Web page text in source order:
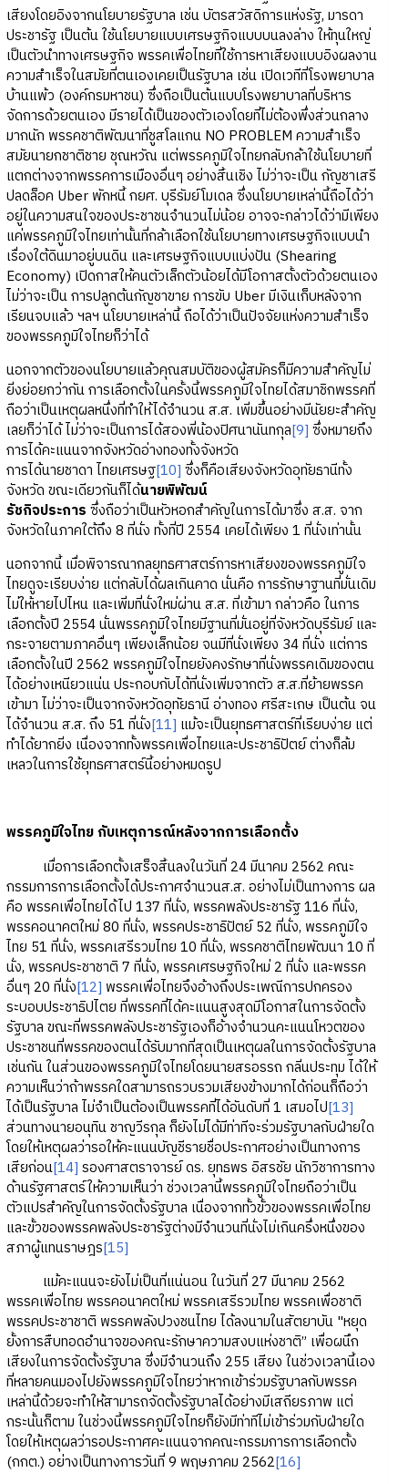
เสียงโดยอิงจากนโยบายรัฐบาล เช่น บัตรสวัสดิการแห่งรัฐ, มารดา
ประชารัฐ เป็นต้น ใช้นโยบายแบบเศรษฐกิจแบบบนลงล่าง ให้ทุนใหญ่
เป็นตัวนำทางเศรษฐกิจ พรรคเพื่อไทยที่ใช้การหาเสียงแบบอิงผลงาน
ความสำเร็จในสมัยที่ตนเองเคยเป็นรัฐบาล เช่น เปิดเวทีที่โรงพยาบาล
บ้านแพ้ว (องค์กรมหาชน) ซึ่งถือเป็นต้นแบบโรงพยาบาลที่บริหาร
จัดการด้วยตนเอง มีรายได้เป็นของตัวเองโดยที่ไม่ต้องพึ่งส่วนกลาง
มากนัก พรรคชาติพัฒนาที่ชูสโลแกน NO PROBLEM ความสำเร็จ
สมัยนายกชาติชาย ชุณหวัณ แต่พรรคภูมิใจไทยกลับกล้าใช้นโยบายที่
แตกต่างจากพรรคการเมืองอื่นๆ อย่างสิ้นเชิง ไม่ว่าจะเป็น กัญชาเสรี
ปลดล็อค Uber พักหนี้ กยศ. บุรีรัมย์โมเดล ซึ่งนโยบายเหล่านี้ถือได้ว่า
อยู่ในความสนใจของประชาชนจำนวนไม่น้อย อาจจะกล่าวได้ว่ามีเพียง
แค่พรรคภูมิใจไทยเท่านั้นที่กล้าเลือกใช้นโยบายทางเศรษฐกิจแบบนำ
เรื่องใต้ดินมาอยู่บนดิน และเศรษฐกิจแบบแบ่งปัน (Shearing
Economy) เปิดกาสให้คนตัวเล็กตัวน้อยได้มีโอกาสตั้งตัวด้วยตนเอง
ไม่ว่าจะเป็น การปลูกต้นกัญชาขาย การขับ Uber มีเงินเก็บหลังจาก
เรียนจบแล้ว ฯลฯ นโยบายเหล่านี้ ถือได้ว่าเป็นปัจจัยแห่งความสำเร็จ
ของพรรคภูมิใจไทยก็ว่าได้
นอกจากตัวของนโยบายแล้วคุณสมบัติของผู้สมัครก็มีความสำคัญไม่
ยิ่งย่อยกว่ากัน การเลือกตั้งในครั้งนี้พรรคภูมิใจไทยได้สมาชิกพรรคที่
ถือว่าเป็นเหตุผลหนึ่งที่ทำให้ได้จำนวน ส.ส. เพิ่มขึ้นอย่างมีนัยยะสำคัญ
เลยก็ว่าได้ ไม่ว่าจะเป็นการได้สองพี่น้องปิศนานันทกุล[9] ซึ่งหมายถึง
การได้คะแนนจากจังหวัดอ่างทองทั้งจังหวัด
การได้นายชาดา ไทยเศรษฐ[10] ซึ่งก็คือเสียงจังหวัดอุทัยธานีทั้ง
จังหวัด ขณะเดียวกันก็ได้นายพิพัฒน์
รัชกิจประการ ซึ่งถือว่าเป็นหัวหอกสำคัญในการได้มาซึ่ง ส.ส. จาก
จังหวัดในภาคใต้ถึง 8 ที่นั่ง ทั้งที่ปี 2554 เคยได้เพียง 1 ที่นั่งเท่านั้น
นอกจากนี้ เมื่อพิจารณากลยุทธศาสตร์การหาเสียงของพรรคภูมิใจ
ไทยดูจะเรียบง่าย แต่กลับได้ผลเกินคาด นั่นคือ การรักษาฐานที่มั่นเดิม
ไม่ให้หายไปไหน และเพิ่มที่นั่งใหม่ผ่าน ส.ส. ที่เข้ามา กล่าวคือ ในการ
เลือกตั้งปี 2554 นั่นพรรคภูมิใจไทยมีฐานที่มั่นอยู่ที่จังหวัดบุรีรัมย์ และ
กระจายตามภาคอื่นๆ เพียงเล็กน้อย จนมีที่นั่งเพียง 34 ที่นั่ง แต่การ
เลือกตั้งในปี 2562 พรรคภูมิใจไทยยังคงรักษาที่นั่งพรรคเดิมของตน
ได้อย่างเหนียวแน่น ประกอบกับได้ที่นั่งเพิ่มจากตัว ส.ส.ที่ย้ายพรรค
เข้ามา ไม่ว่าจะเป็นจากจังหวัดอุทัยธานี อ่างทอง ศรีสะเกษ เป็นต้น จน
ได้จำนวน ส.ส. ถึง 51 ที่นั่ง[11] แม้จะเป็นยุทธศาสตร์ที่เรียบง่าย แต่
ทำได้ยากยิ่ง เนื่องจากทั้งพรรคเพื่อไทยและประชาธิปัตย์ ต่างก็ล้ม
เหลวในการใช้ยุทธศาสตร์นี้อย่างหมดรูป
พรรคภูมิใจไทย กับเหตุการณ์หลังจากการเลือกตั้ง
เมื่อการเลือกตั้งเสร็จสิ้นลงในวันที่ 24 มีนาคม 2562 คณะ
กรรมการการเลือกตั้งได้ประกาศจำนวนส.ส. อย่างไม่เป็นทางการ ผล
คือ พรรคเพื่อไทยได้ไป 137 ที่นั่ง, พรรคพลังประชารัฐ 116 ที่นั่ง,
พรรคอนาคตใหม่ 80 ที่นั่ง, พรรคประชาธิปัตย์ 52 ที่นั่ง, พรรคภูมิใจ
ไทย 51 ที่นั่ง, พรรคเสรีรวมไทย 10 ที่นั่ง, พรรคชาติไทยพัฒนา 10 ที่
นั่ง, พรรคประชาชาติ 7 ที่นั่ง, พรรคเศรษฐกิจใหม่ 2 ที่นั่ง และพรรค
อื่นๆ 20 ที่นั่ง[12] พรรคเพื่อไทยจึงอ้างถึงประเพณีการปกครอง
ระบอบประชาธิปไตย ที่พรรคที่ได้คะแนนสูงสุดมีโอกาสในการจัดตั้ง
รัฐบาล ขณะที่พรรคพลังประชารัฐเองก็อ้างจำนวนคะแนนโหวตของ
ประชาชนที่พรรคของตนได้รับมากที่สุดเป็นเหตุผลในการจัดตั้งรัฐบาล
เช่นกัน ในส่วนของพรรคภูมิใจไทยโดยนายสรอรรถ กลิ่นประทุม ได้ให้
ความเห็นว่าถ้าพรรคใดสามารถรวบรวมเสียงข้างมากได้ก่อนก็ถือว่า
ได้เป็นรัฐบาล ไม่จำเป็นต้องเป็นพรรคที่ได้อันดับที่ 1 เสมอไป[13]
ส่วนทางนายอนุทิน ชาญวีรกุล ก็ยังไม่ได้มีท่าทีจะร่วมรัฐบาลกับฝ่ายใด
โดยให้เหตุผลว่ารอให้คะแนนบัญชีรายชื่อประกาศอย่างเป็นทางการ
เสียก่อน[14] รองศาสตราจารย์ ดร. ยุทธพร อิสรชัย นักวิชาการทาง
ด้านรัฐศาสตร์ให้ความเห็นว่า ช่วงเวลานี้พรรคภูมิใจไทยถือว่าเป็น
ตัวแปรสำคัญในการจัดตั้งรัฐบาล เนื่องจากทั้วขั้วของพรรคเพื่อไทย
และขั้วของพรรคพลังประชารัฐต่างมีจำนวนที่นั่งไม่เกินครึ่งหนึ่งของ
สภาผู้แทนราษฎร[15]
แม้คะแนนจะยังไม่เป็นที่แน่นอน ในวันที่ 27 มีนาคม 2562
พรรคเพื่อไทย พรรคอนาคตใหม่ พรรคเสรีรวมไทย พรรคเพื่อชาติ
พรรคประชาชาติ พรรคพลังปวงชนไทย ได้ลงนามในสัตยาบัน "หยุด
ยั้งการสืบทอดอำนาจของคณะรักษาความสงบแห่งชาติ” เพื่อผนึก
เสียงในการจัดตั้งรัฐบาล ซึ่งมีจำนวนถึง 255 เสียง ในช่วงเวลานี้เอง
ที่หลายคนมองไปยังพรรคภูมิใจไทยว่าหากเข้าร่วมรัฐบาลกับพรรค
เหล่านี้ด้วยจะทำให้สามารถจัดตั้งรัฐบาลได้อย่างมีเสถียรภาพ แต่
กระนั้นก็ตาม ในช่วงนี้พรรคภูมิใจไทยก็ยังมีท่าทีไม่เข้าร่วมกับฝ่ายใด
โดยให้เหตุผลว่ารอประกาศคะแนนจากคณะกรรมการการเลือกตั้ง
(กกต.) อย่างเป็นทางการวันที่ 9 พฤษภาคม 2562[16]